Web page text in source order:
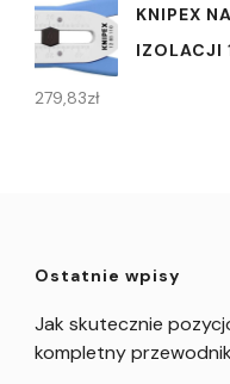
KNIPEX
IZOLACJI
279,83zł
Ostatnie wpisy
Jak skutecznie
kompletny przewodnik